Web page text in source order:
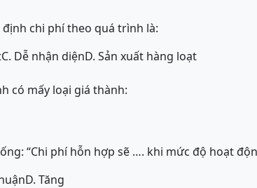
chi phí theo quá trình là:
C. Dễ nhận diệnD. Sản xuất hàng loạt
có mấy loại giá thành:
“Chi phí hỗn hợp sẽ …. khi mức độ hoạt
D. Tăng